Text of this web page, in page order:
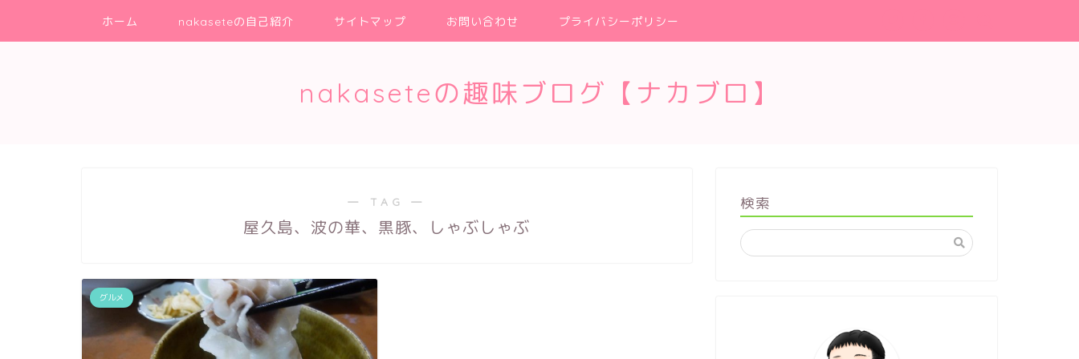
ホーム nakaseteの自己紹介 サイトマップ お問い合わせ プライバシーポリシー
nakaseteの趣味ブログ【ナカブロ】
― TAG ―
屋久島、波の華、黒豚、しゃぶしゃぶ
グルメ
検索